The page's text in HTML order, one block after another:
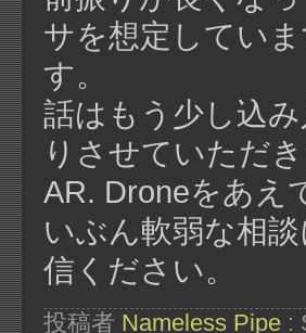
サを想定してい
す。
話はもう少し込
りさせていただき
AR. Droneをあえ
いぶん軟弱な相
信ください。
投稿者 Nameless Pipe :